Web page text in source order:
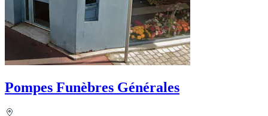
Pompes Funèbres Générales